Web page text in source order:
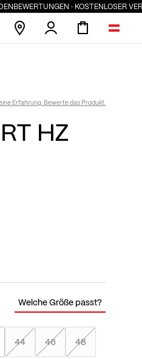
· KOSTENLOSER
Erfahrung. Bewerte das Produkt.
HZ
Welche Größe passt?
44 46 48